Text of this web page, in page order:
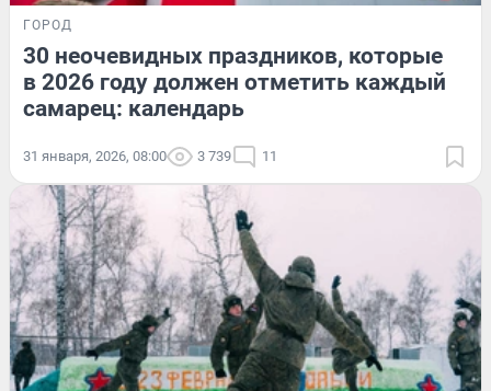
ГОРОД
30 неочевидных праздников, которые
в 2026 году должен отметить каждый
самарец: календарь
31 января, 2026, 08:00 3 739 11